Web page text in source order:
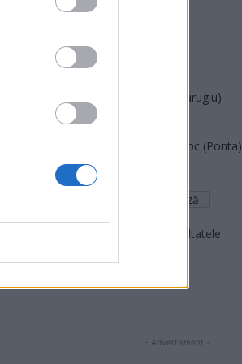
PNȚCD (Pavelescu)
PNCR (Terheș)
Partidul Patrioților (Surugiu)
FAR (Coarnă)
România pe Primul Loc (Ponta)
Altul
Arată rezultatele
- Advertisment -